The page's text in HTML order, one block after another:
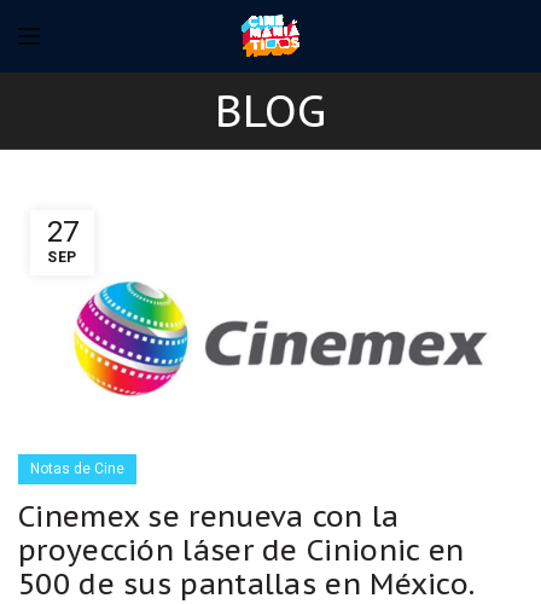
BLOG
27
SEP
Notas de Cine
Cinemex se renueva con la
proyección láser de Cinionic en
500 de sus pantallas en México.